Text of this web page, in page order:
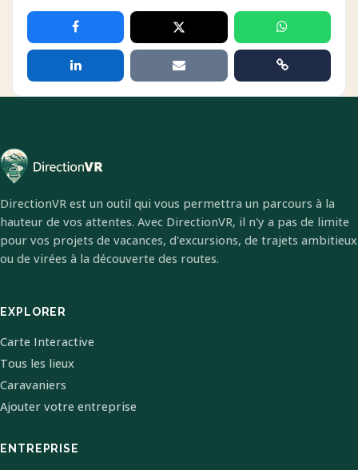
DirectionVR est un outil qui vous permettra un parcours à la
hauteur de vos attentes. Avec DirectionVR, il n'y a pas de limite
pour vos projets de vacances, d'excursions, de trajets ambitieux
ou de virées à la découverte des routes.
EXPLORER
Carte Interactive
Tous les lieux
Caravaniers
Ajouter votre entreprise
ENTREPRISE